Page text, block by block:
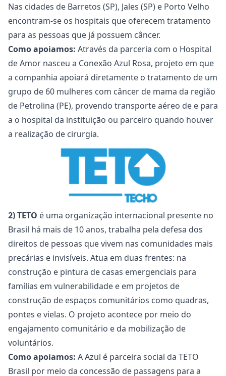
Nas cidades de Barretos (SP), Jales (SP) e Porto Velho
encontram-se os hospitais que oferecem tratamento
para as pessoas que já possuem câncer.
Como apoiamos: Através da parceria com o Hospital
de Amor nasceu a Conexão Azul Rosa, projeto em que
a companhia apoiará diretamente o tratamento de um
grupo de 60 mulheres com câncer de mama da região
de Petrolina (PE), provendo transporte aéreo de e para
a o hospital da instituição ou parceiro quando houver
a realização de cirurgia.
2) TETO é uma organização internacional presente no
Brasil há mais de 10 anos, trabalha pela defesa dos
direitos de pessoas que vivem nas comunidades mais
precárias e invisíveis. Atua em duas frentes: na
construção e pintura de casas emergenciais para
famílias em vulnerabilidade e em projetos de
construção de espaços comunitários como quadras,
pontes e vielas. O projeto acontece por meio do
engajamento comunitário e da mobilização de
voluntários.
Como apoiamos: A Azul é parceira social da TETO
Brasil por meio da concessão de passagens para a